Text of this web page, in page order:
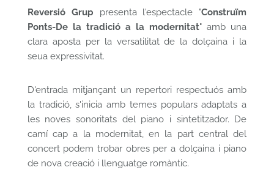
Reversió Grup presenta l'espectacle "Construïm
Ponts-De la tradició a la modernitat" amb una
clara aposta per la versatilitat de la dolçaina i la
seua expressivitat.
D'entrada mitjançant un repertori respectuós amb
la tradició, s'inicia amb temes populars adaptats a
les noves sonoritats del piano i sintetitzador. De
camí cap a la modernitat, en la part central del
concert podem trobar obres per a dolçaina i piano
de nova creació i llenguatge romàntic.